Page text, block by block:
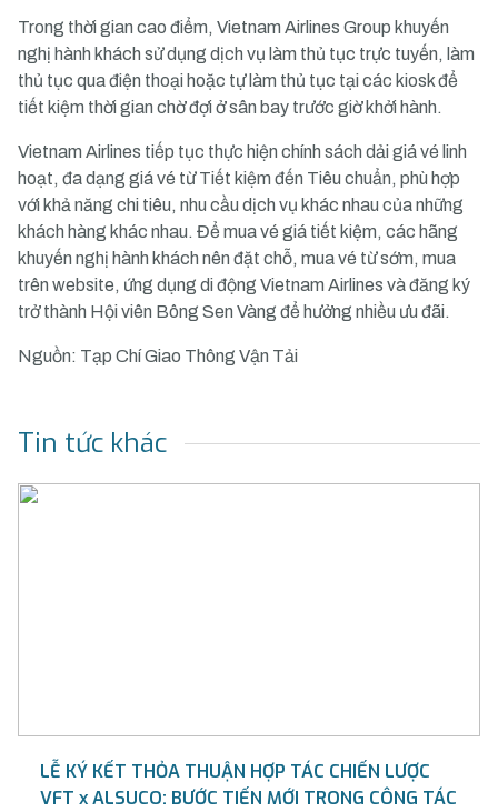
Trong thời gian cao điểm, Vietnam Airlines Group khuyến
nghị hành khách sử dụng dịch vụ làm thủ tục trực tuyến, làm
thủ tục qua điện thoại hoặc tự làm thủ tục tại các kiosk để
tiết kiệm thời gian chờ đợi ở sân bay trước giờ khởi hành.
Vietnam Airlines tiếp tục thực hiện chính sách dải giá vé linh
hoạt, đa dạng giá vé từ Tiết kiệm đến Tiêu chuẩn, phù hợp
với khả năng chi tiêu, nhu cầu dịch vụ khác nhau của những
khách hàng khác nhau. Để mua vé giá tiết kiệm, các hãng
khuyến nghị hành khách nên đặt chỗ, mua vé từ sớm, mua
trên website, ứng dụng di động Vietnam Airlines và đăng ký
trở thành Hội viên Bông Sen Vàng để hưởng nhiều ưu đãi.
Nguồn: Tạp Chí Giao Thông Vận Tải
Tin tức khác
LỄ KÝ KẾT THỎA THUẬN HỢP TÁC CHIẾN LƯỢC
VFT x ALSUCO: BƯỚC TIẾN MỚI TRONG CÔNG TÁC